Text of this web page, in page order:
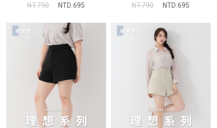
NT.790
NTD.695
NT.790
NTD.695